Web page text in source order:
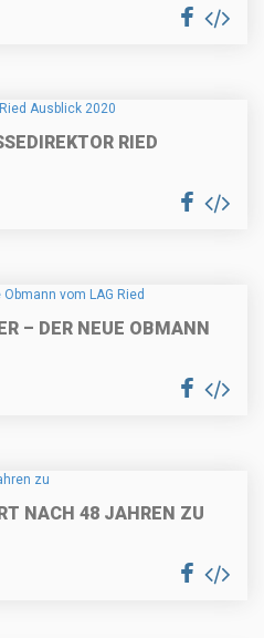
RIED
– DER NEUE OBMANN
NACH 48 JAHREN ZU